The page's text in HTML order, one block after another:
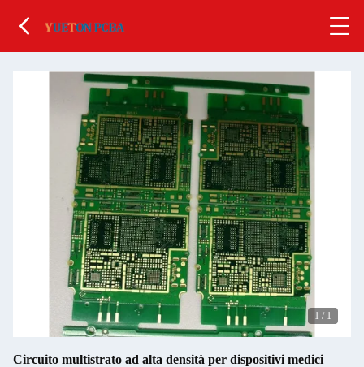
1 / 1
Circuito multistrato ad alta densità per dispositivi medici